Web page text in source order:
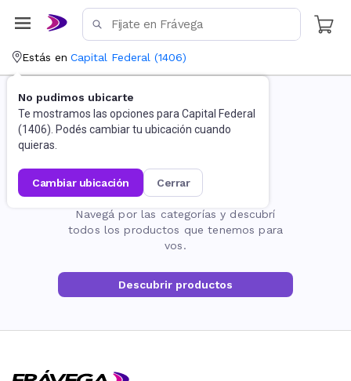
Estás en Capital Federal (1406)
No pudimos ubicarte
Te mostramos las opciones para Capital Federal
(1406). Podés cambiar tu ubicación cuando
quieras.
cambiar ubicación cerrar
La página no existe
Navegá por las categorías y descubrí
todos los productos que tenemos para
vos.
Descubrir productos